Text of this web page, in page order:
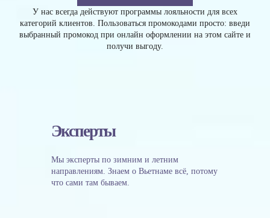
У нас всегда действуют программы лояльности для всех
категорий клиентов. Пользоваться промокодами просто: введи
выбранный промокод при онлайн оформлении на этом сайте и
получи выгоду.
Эксперты
Мы эксперты по зимним и летним
направлениям. Знаем о Вьетнаме всё, потому
что сами там бываем.